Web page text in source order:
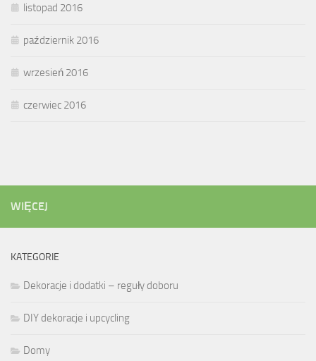
listopad 2016
październik 2016
wrzesień 2016
czerwiec 2016
WIĘCEJ
KATEGORIE
Dekoracje i dodatki – reguły doboru
DIY dekoracje i upcycling
Domy